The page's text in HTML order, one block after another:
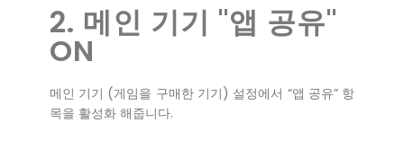
2. 메인 기기 "앱 공유"
ON
메인 기기 (게임을 구매한 기기) 설정에서 “앱 공유” 항
목을 활성화 해줍니다.